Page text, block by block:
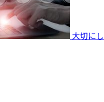
大切にし